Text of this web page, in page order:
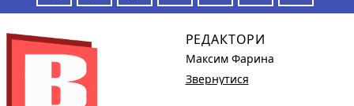
РЕДАКТОРИ
Максим Фарина
Звернутися